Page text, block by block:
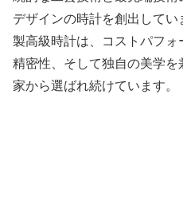
デザインの時計を創出して
製高級時計は、コストパフォ
精密性、そして独自の美学
家から選ばれ続けています。